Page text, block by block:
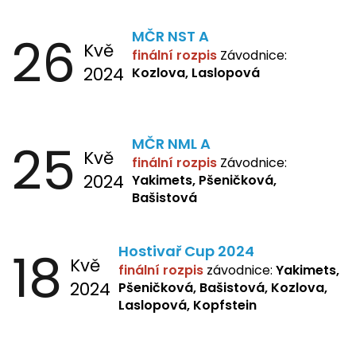
26 Kvě
2024
MČR NST A
finální rozpis Závodnice:
Kozlova, Laslopová
25 Kvě
2024
MČR NML A
finální rozpis Závodnice:
Yakimets, Pšeničková,
Bašistová
18 Kvě
2024
Hostivař Cup 2024
finální rozpis závodnice: Yakimets,
Pšeničková, Bašistová, Kozlova,
Laslopová, Kopfstein